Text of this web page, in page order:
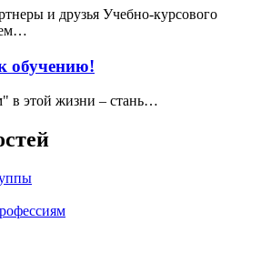
и друзья Учебно-курсового
обучению!
в этой жизни – стань…